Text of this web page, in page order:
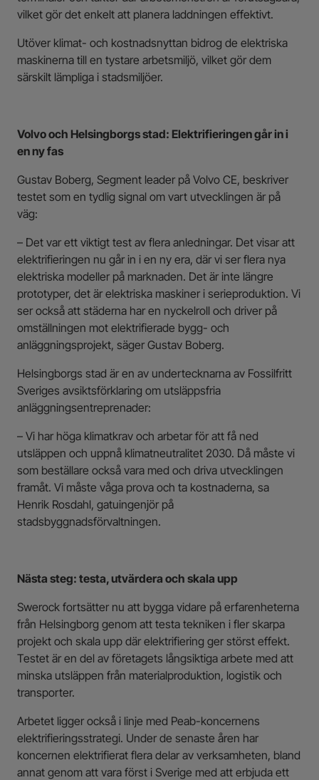
vilket gör det enkelt att planera laddningen effektivt.
Utöver klimat- och kostnadsnyttan bidrog de elektriska
maskinerna till en tystare arbetsmiljö, vilket gör dem
särskilt lämpliga i stadsmiljöer.
Volvo och Helsingborgs stad: Elektrifieringen går in i
en ny fas
Gustav Boberg, Segment leader på Volvo CE, beskriver
testet som en tydlig signal om vart utvecklingen är på
väg:
– Det var ett viktigt test av flera anledningar. Det visar att
elektrifieringen nu går in i en ny era, där vi ser flera nya
elektriska modeller på marknaden. Det är inte längre
prototyper, det är elektriska maskiner i serieproduktion. Vi
ser också att städerna har en nyckelroll och driver på
omställningen mot elektrifierade bygg- och
anläggningsprojekt, säger Gustav Boberg.
Helsingborgs stad är en av undertecknarna av Fossilfritt
Sveriges avsiktsförklaring om utsläppsfria
anläggningsentreprenader:
– Vi har höga klimatkrav och arbetar för att få ned
utsläppen och uppnå klimatneutralitet 2030. Då måste vi
som beställare också vara med och driva utvecklingen
framåt. Vi måste våga prova och ta kostnaderna, sa
Henrik Rosdahl, gatuingenjör på
stadsbyggnadsförvaltningen.
Nästa steg: testa, utvärdera och skala upp
Swerock fortsätter nu att bygga vidare på erfarenheterna
från Helsingborg genom att testa tekniken i fler skarpa
projekt och skala upp där elektrifiering ger störst effekt.
Testet är en del av företagets långsiktiga arbete med att
minska utsläppen från materialproduktion, logistik och
transporter.
Arbetet ligger också i linje med Peab-koncernens
elektrifieringsstrategi. Under de senaste åren har
koncernen elektrifierat flera delar av verksamheten, bland
annat genom att vara först i Sverige med att erbjuda ett